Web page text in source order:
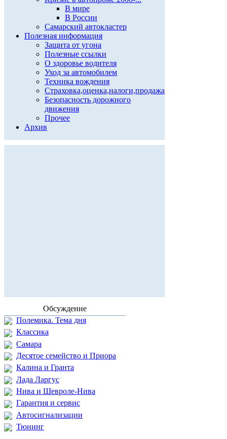
В мире
В России
Самарский автокластер
Полезная информация
Защита от угона
Полезные ссылки
О здоровье водителя
Уход за автомобилем
Техника вождения
Страховка,оценка,налоги,продажа
Безопасность дорожного
движения
Прочее
Архив
Обсуждение
Полемика. Тема дня
Классика
Самара
Десятое семейство и Приора
Калина и Гранта
Лада Ларгус
Нива и Шевроле-Нива
Гарантия и сервис
Автосигнализации
Тюнинг